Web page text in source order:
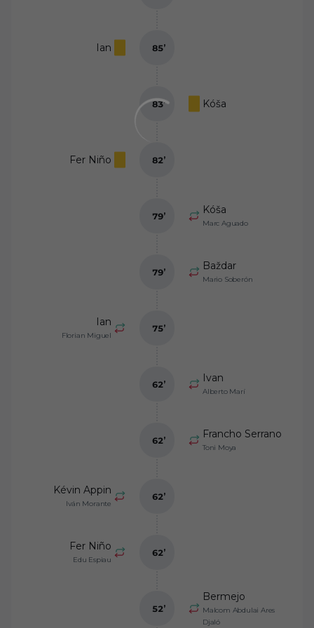
Ian 85’
Kóša
83’
Fer Niño 82’
Kóša
Marc Aguado
79’
Baždar
Mario Soberón
79’
Ian
Florian Miguel
75’
Ivan
Alberto Marí
62’
Francho Serrano
Toni Moya
62’
Kévin Appin
Iván Morante
62’
Fer Niño
Edu Espiau
62’
Bermejo
Malcom Abdulai Ares
Djaló
52’